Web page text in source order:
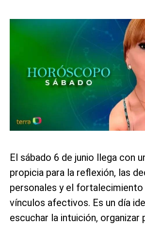
El sábado 6 de junio llega con
propicia para la reflexión, las
personales y el fortalecimiento
vínculos afectivos. Es un día
escuchar la intuición, organizar